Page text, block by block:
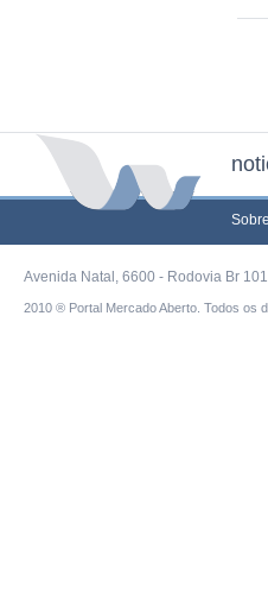
Sobre
Avenida Natal, 6600 - Rodovia Br
2010 ® Portal Mercado Aberto. Todos os